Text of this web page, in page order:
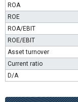
ROA
ROE
ROA/EBIT
ROE/EBIT
Asset turnover
Current ratio
D/A